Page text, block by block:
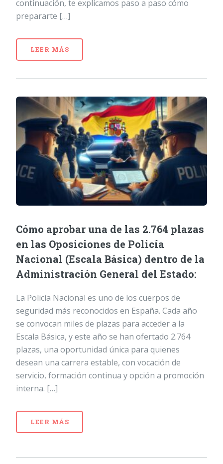
continuación, te explicamos paso a paso cómo
prepararte […]
LEER MÁS
Cómo aprobar una de las 2.764 plazas
en las Oposiciones de Policía
Nacional (Escala Básica) dentro de la
Administración General del Estado:
La Policía Nacional es uno de los cuerpos de
seguridad más reconocidos en España. Cada año
se convocan miles de plazas para acceder a la
Escala Básica, y este año se han ofertado 2.764
plazas, una oportunidad única para quienes
desean una carrera estable, con vocación de
servicio, formación continua y opción a promoción
interna. […]
LEER MÁS